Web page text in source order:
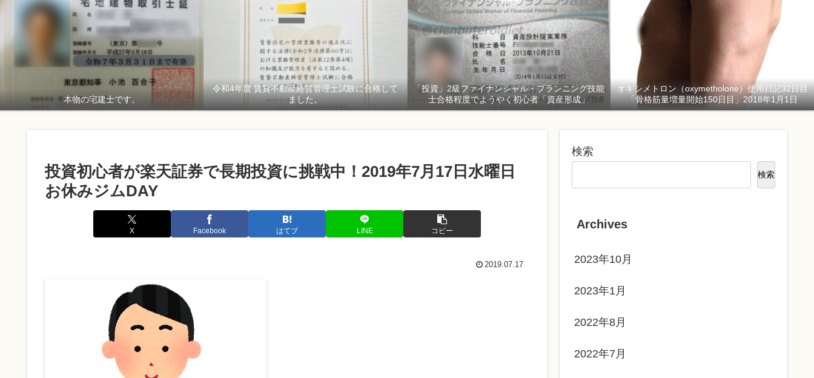
本物の宅建士です。
令和4年度 賃貸不動産経営管理士試験に合格して
ました。
「投資」2級ファイナンシャル・プランニング技能
士合格程度でようやく初心者「資産形成」
オキシメトロン（oxymetholone）使用日記32日目
「骨格筋量増量開始150日目」2018年1月1日
投資初心者が楽天証券で長期投資に挑戦中！2019年7月17日水曜日
お休みジムDAY
X Facebook はてブ LINE コピー
2019.07.17
検索
検索
Archives
2023年10月
2023年1月
2022年8月
2022年7月